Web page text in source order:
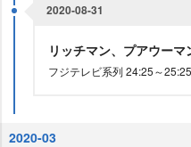
2020-08-31
リッチマン、プアウー
フジテレビ系列 24:25～25:25
2020-03